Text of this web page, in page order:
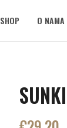
SHOP O NAMA